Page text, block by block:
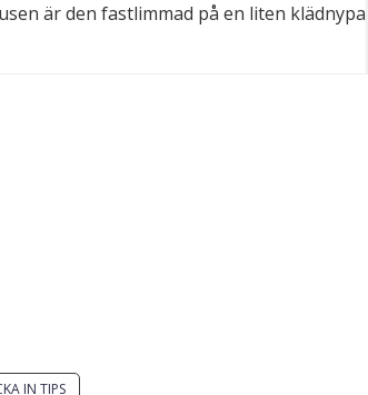
är den fastlimmad på en liten klädnypa
IN TIPS